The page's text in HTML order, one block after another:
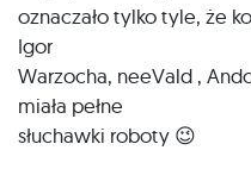
oznaczało tylko tyle, że
Igor
Warzocha, neeVald ,
miała pełne
słuchawki roboty 😉